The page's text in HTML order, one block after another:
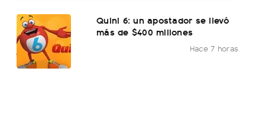
Quini 6: un apostador se llevó
más de $400 millones
Hace 7 horas